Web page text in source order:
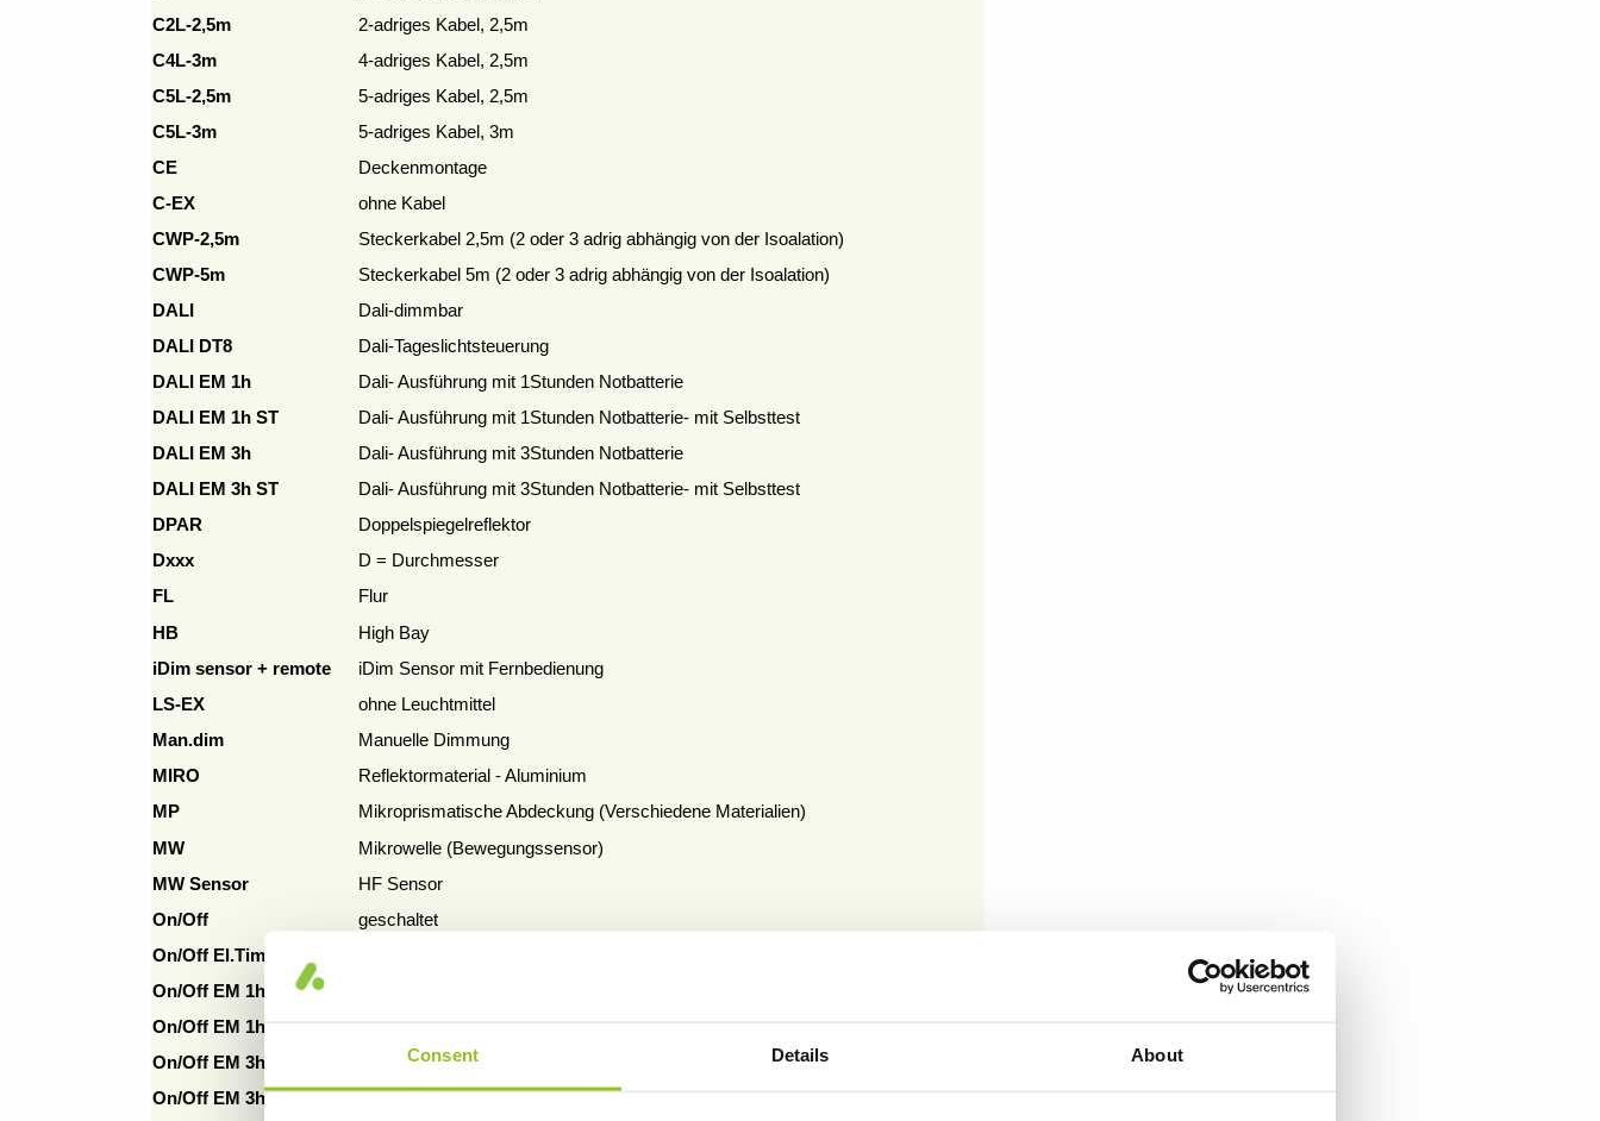
Consent Details About
C2L-2,5m
2-adriges Kabel, 2,5m
C4L-3m
4-adriges Kabel, 2,5m
C5L-2,5m
5-adriges Kabel, 2,5m
C5L-3m
5-adriges Kabel, 3m
CE
Deckenmontage
C-EX
ohne Kabel
CWP-2,5m
Steckerkabel 2,5m (2 oder 3 adrig abhängig von der Isoalation)
CWP-5m
Steckerkabel 5m (2 oder 3 adrig abhängig von der Isoalation)
DALI
Dali-dimmbar
DALI DT8
Dali-Tageslichtsteuerung
DALI EM 1h
Dali- Ausführung mit 1Stunden Notbatterie
DALI EM 1h ST
Dali- Ausführung mit 1Stunden Notbatterie- mit Selbsttest
DALI EM 3h
Dali- Ausführung mit 3Stunden Notbatterie
DALI EM 3h ST
Dali- Ausführung mit 3Stunden Notbatterie- mit Selbsttest
DPAR
Doppelspiegelreflektor
Dxxx
D = Durchmesser
FL
Flur
HB
High Bay
iDim sensor + remote
iDim Sensor mit Fernbedienung
LS-EX
ohne Leuchtmittel
Man.dim
Manuelle Dimmung
MIRO
Reflektormaterial - Aluminium
MP
Mikroprismatische Abdeckung (Verschiedene Materialien)
MW
Mikrowelle (Bewegungssensor)
MW Sensor
HF Sensor
On/Off
geschaltet
On/Off El.Timer
On/Off EM 1h
On/Off EM 1h ST
On/Off EM 3h
Geschaltete Ausführung mit 3Stunden Notbatterie
On/Off EM 3h ST
Geschaltete Ausführung mit 3Stunden Notbatterie- mit Selbsttest